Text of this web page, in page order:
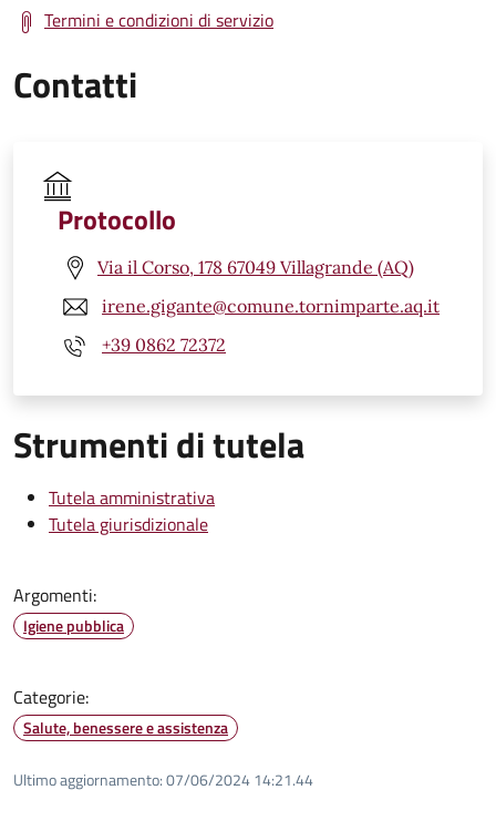
Termini e condizioni di servizio
Contatti
Protocollo
Via il Corso, 178 67049 Villagrande (AQ)
irene.gigante@comune.tornimparte.aq.it
+39 0862 72372
Strumenti di tutela
Tutela amministrativa
Tutela giurisdizionale
Argomenti:
Igiene pubblica
Categorie:
Salute, benessere e assistenza
Ultimo aggiornamento:07/06/2024 14:21.44